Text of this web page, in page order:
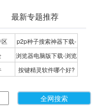
最新专题推荐
区
p2p种子搜索神器下载-
P2P种子搜索神器专题
浏览器电脑版下载-浏览
器下载合集
按键精灵软件哪个好?